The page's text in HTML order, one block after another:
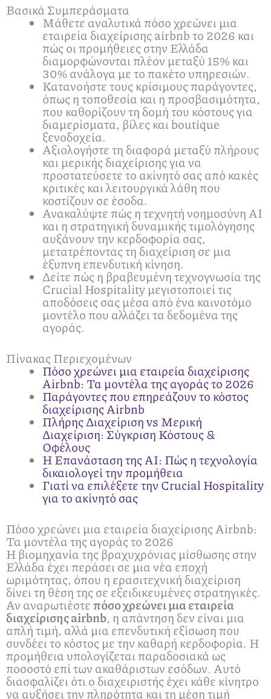
Βασικά Συμπεράσματα
Μάθετε αναλυτικά πόσο χρεώνει μια
εταιρεία διαχείρισης airbnb το 2026 και
πώς οι προμήθειες στην Ελλάδα
διαμορφώνονται πλέον μεταξύ 15% και
30% ανάλογα με το πακέτο υπηρεσιών.
Κατανοήστε τους κρίσιμους παράγοντες,
όπως η τοποθεσία και η προσβασιμότητα,
που καθορίζουν τη δομή του κόστους για
διαμερίσματα, βίλες και boutique
ξενοδοχεία.
Αξιολογήστε τη διαφορά μεταξύ πλήρους
και μερικής διαχείρισης για να
προστατεύσετε το ακίνητό σας από κακές
κριτικές και λειτουργικά λάθη που
κοστίζουν σε έσοδα.
Ανακαλύψτε πώς η τεχνητή νοημοσύνη AI
και η στρατηγική δυναμικής τιμολόγησης
αυξάνουν την κερδοφορία σας,
μετατρέποντας τη διαχείριση σε μια
έξυπνη επενδυτική κίνηση.
Δείτε πώς η βραβευμένη τεχνογνωσία της
Crucial Hospitality μεγιστοποιεί τις
αποδόσεις σας μέσα από ένα καινοτόμο
μοντέλο που αλλάζει τα δεδομένα της
αγοράς.
Πίνακας Περιεχομένων
Πόσο χρεώνει μια εταιρεία διαχείρισης
Airbnb: Τα μοντέλα της αγοράς το 2026
Παράγοντες που επηρεάζουν το κόστος
διαχείρισης Airbnb
Πλήρης Διαχείριση vs Μερική
Διαχείριση: Σύγκριση Κόστους &
Οφέλους
Η Επανάσταση της AI: Πώς η τεχνολογία
δικαιολογεί την προμήθεια
Γιατί να επιλέξετε την Crucial Hospitality
για το ακίνητό σας
Πόσο χρεώνει μια εταιρεία διαχείρισης Airbnb:
Τα μοντέλα της αγοράς το 2026
Η βιομηχανία της βραχυχρόνιας μίσθωσης στην
Ελλάδα έχει περάσει σε μια νέα εποχή
ωριμότητας, όπου η ερασιτεχνική διαχείριση
δίνει τη θέση της σε εξειδικευμένες στρατηγικές.
Αν αναρωτιέστεπόσο χρεώνει μια εταιρεία
διαχείρισης airbnb, η απάντηση δεν είναι μια
απλή τιμή, αλλά μια επενδυτική εξίσωση που
συνδέει το κόστος με την καθαρή κερδοφορία. Η
προμήθεια υπολογίζεται παραδοσιακά ως
ποσοστό επί των ακαθάριστων εσόδων. Αυτό
διασφαλίζει ότι ο διαχειριστής έχει κάθε κίνητρο
να αυξήσει την πληρότητα και τη μέση τιμή